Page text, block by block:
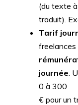
(du texte
traduit).
Tarif
journée .
0 à 300
€ pour un